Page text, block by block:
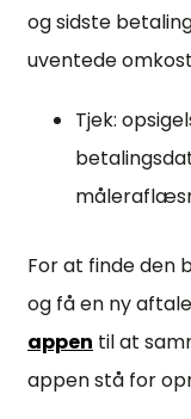
og sidste
uventede
Tjek:
For at finde den
og få en ny
appen til at
appen stå for